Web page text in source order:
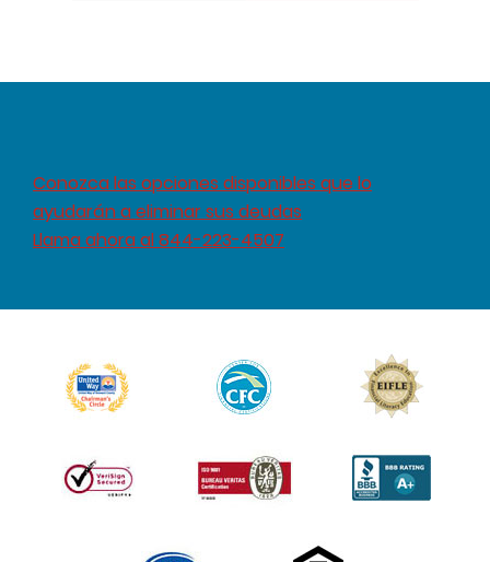
Conozca las opciones disponibles que lo
ayudarán a eliminar sus deudas
Llama ahora al 844-223-4507